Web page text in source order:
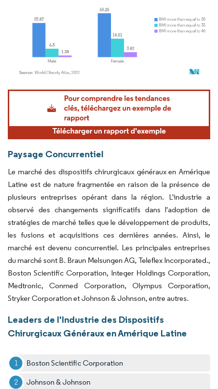
Image © Mordor Intelligence. La réutilisation nécessite une attribution sous CC BY
Paysage Concurrentiel
Le marché des dispositifs chirurgicaux généraux en Amérique
Latine est de nature fragmentée en raison de la présence de
plusieurs entreprises opérant dans la région. L'industrie a
observé des changements significatifs dans l'adoption de
stratégies de marché telles que le développement de produits,
les fusions et acquisitions ces dernières années. Ainsi, le
marché est devenu concurrentiel. Les principales entreprises
du marché sont B. Braun Melsungen AG, Teleflex Incorporated.,
Boston Scientific Corporation, Integer Holdings Corporation,
Medtronic, Conmed Corporation, Olympus Corporation,
Stryker Corporation et Johnson & Johnson, entre autres.
Leaders de l'Industrie des Dispositifs
Chirurgicaux Généraux en Amérique Latine
Boston Scientific Corporation
Johnson & Johnson